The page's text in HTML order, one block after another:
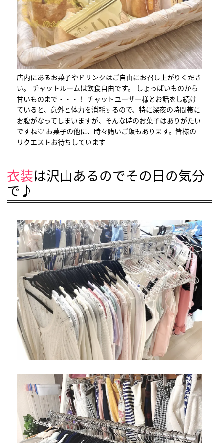
店内にあるお菓子やドリンクはご自由にお召し上がりくださ
い。 チャットルームは飲食自由です。 しょっぱいものから
甘いものまで・・・！ チャットユーザー様とお話をし続け
ていると、意外と体力を消耗するので、特に深夜の時間帯に
お腹がなってしまいますが、そんな時のお菓子はありがたい
ですね♡ お菓子の他に、時々賄いご飯もあります。皆様の
リクエストお待ちしています！
衣装は沢山あるのでその日の気分
で♪